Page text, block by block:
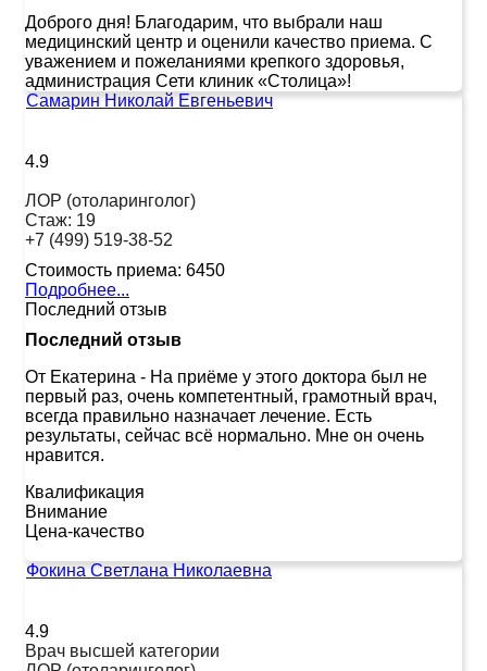
Доброго дня! Благодарим, что выбрали наш
медицинский центр и оценили качество приема. С
уважением и пожеланиями крепкого здоровья,
администрация Сети клиник «Столица»!
Самарин Николай Евгеньевич
4.9
ЛОР (отоларинголог)
Стаж: 19
+7 (499) 519-38-52
Стоимость приема: 6450
Подробнее...
Последний отзыв
Последний отзыв
От Екатерина - На приёме у этого доктора был не
первый раз, очень компетентный, грамотный врач,
всегда правильно назначает лечение. Есть
результаты, сейчас всё нормально. Мне он очень
нравится.
Квалификация
Внимание
Цена-качество
Фокина Светлана Николаевна
4.9
Врач высшей категории